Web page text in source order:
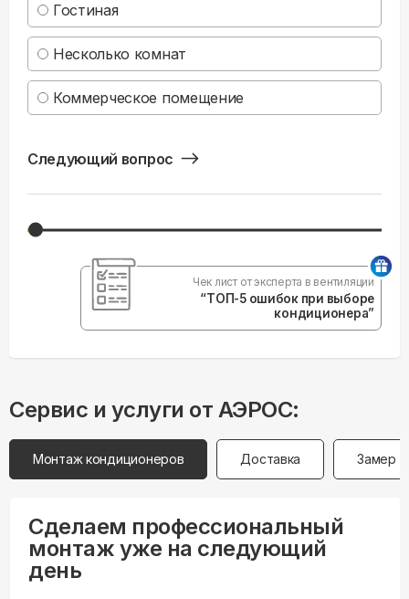
Гостиная
Несколько комнат
Коммерческое помещение
Следующий вопрос
Чек лист от эксперта в вентиляции
“ТОП-5 ошибок при выборе
кондиционера”
Сервис и услуги от АЭРОС:
Монтаж кондиционеров Доставка Замер
Сделаем профессиональный
монтаж уже на следующий
день